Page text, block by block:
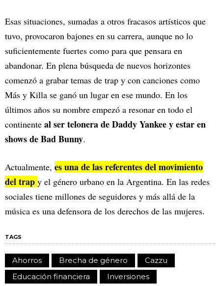
Esas situaciones, sumadas a otros fracasos artísticos que
tuvo, provocaron bajones en su carrera, aunque no lo
suficientemente fuertes como para que pensara en
abandonar. En plena búsqueda de nuevos horizontes
comenzó a grabar temas de trap y con canciones como
Más y Killa se ganó un lugar en ese mundo. En los
últimos años su nombre empezó a resonar en todo el
continente al ser telonera de Daddy Yankee y estar en
shows de Bad Bunny.
Actualmente, es una de las referentes del movimiento
del trap y el género urbano en la Argentina. En las redes
sociales tiene millones de seguidores y más allá de la
música es una defensora de los derechos de las mujeres.
TAGS
Ahorros Brecha de género
Cazzu
Educación financiera
Inversiones